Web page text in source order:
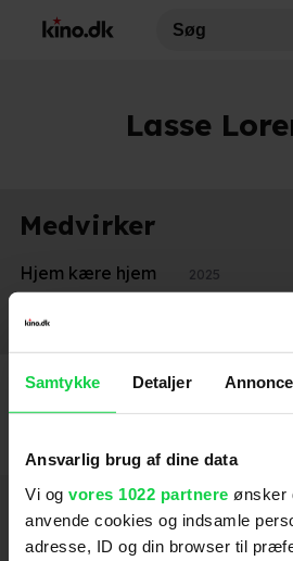
Samtykke Detaljer
Ansvarlig brug af dine data
Vi og vores 1022 partnere ønsker
anvende cookies og indsamle
adresse, ID og din browser til
Lasse
Medvirker
Hjem kære hjem 2025
Resten af livet
Hold dig